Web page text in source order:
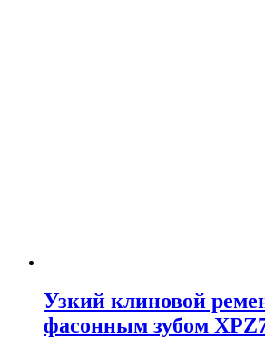
Узкий клиновой
фасонным зубом